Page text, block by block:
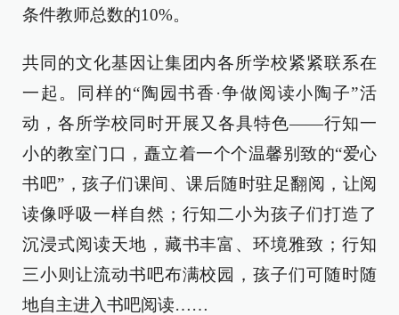
条件教师总数的10%。
共同的文化基因让集团内各所学校紧紧联系在
一起。同样的“陶园书香·争做阅读小陶子”活
动，各所学校同时开展又各具特色——行知一
小的教室门口，矗立着一个个温馨别致的“爱心
书吧”，孩子们课间、课后随时驻足翻阅，让阅
读像呼吸一样自然；行知二小为孩子们打造了
沉浸式阅读天地，藏书丰富、环境雅致；行知
三小则让流动书吧布满校园，孩子们可随时随
地自主进入书吧阅读……